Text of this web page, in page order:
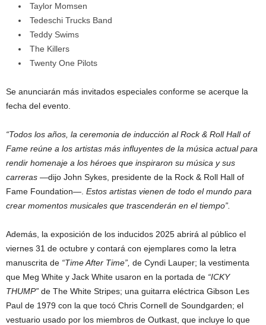
Taylor Momsen
Tedeschi Trucks Band
Teddy Swims
The Killers
Twenty One Pilots
Se anunciarán más invitados especiales conforme se acerque la
fecha del evento.
“Todos los años, la ceremonia de inducción al Rock & Roll Hall of
Fame reúne a los artistas más influyentes de la música actual para
rendir homenaje a los héroes que inspiraron su música y sus
carreras —dijo John Sykes, presidente de la Rock & Roll Hall of
Fame Foundation—. Estos artistas vienen de todo el mundo para
crear momentos musicales que trascenderán en el tiempo”.
Además, la exposición de los inducidos 2025 abrirá al público el
viernes 31 de octubre y contará con ejemplares como la letra
manuscrita de “Time After Time”, de Cyndi Lauper; la vestimenta
que Meg White y Jack White usaron en la portada de “ICKY
THUMP” de The White Stripes; una guitarra eléctrica Gibson Les
Paul de 1979 con la que tocó Chris Cornell de Soundgarden; el
vestuario usado por los miembros de Outkast, que incluye lo que